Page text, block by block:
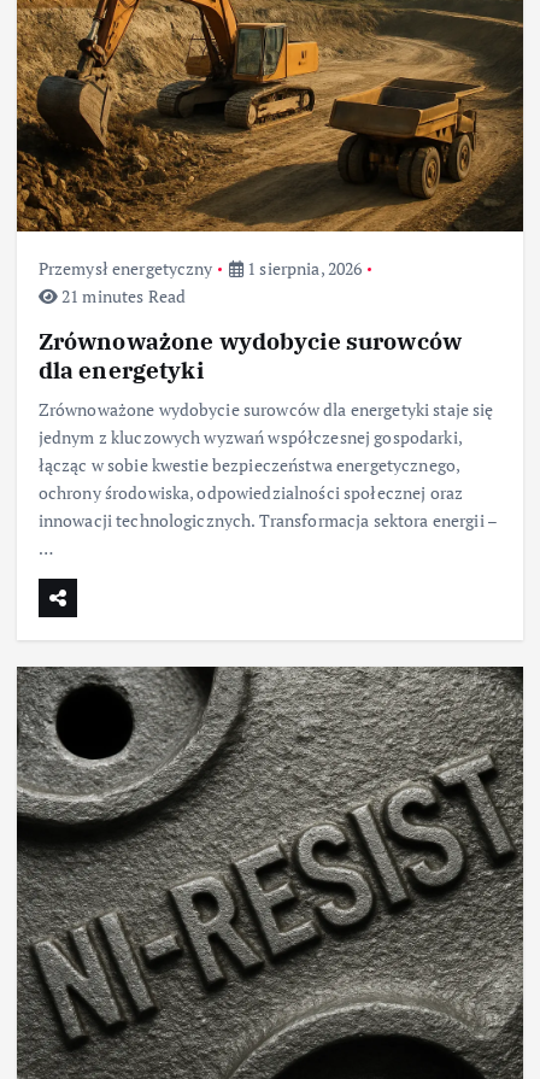
Przemysł energetyczny
1 sierpnia, 2026
21 minutes Read
Zrównoważone wydobycie surowców
dla energetyki
Zrównoważone wydobycie surowców dla energetyki staje się
jednym z kluczowych wyzwań współczesnej gospodarki,
łącząc w sobie kwestie bezpieczeństwa energetycznego,
ochrony środowiska, odpowiedzialności społecznej oraz
innowacji technologicznych. Transformacja sektora energii –
…